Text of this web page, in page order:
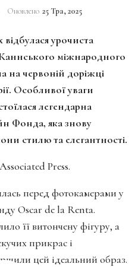
Оновлено 25 Тра, 2025
відбулася урочиста
міжнародного
на червоній доріжці
Особливої уваги
легендарна
Фонда, яка знову
стилю та елегантності.
Press.
перед фотокамерами у
Oscar de la Renta.
її витончену фігуру, а
прикрас і
цей ідеальний образ.